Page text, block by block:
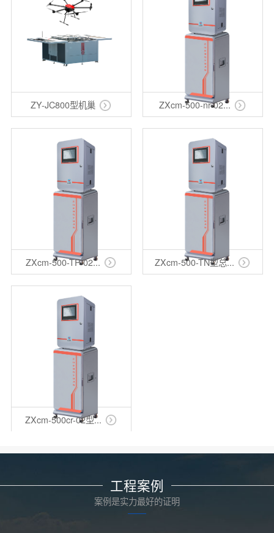
ZY-JC800型机巢 ZXcm-500-nr-02...
ZXcm-500-TP-02... ZXcm-500-TN型总...
ZXcm-500cr-02型...
工程案例
案例是实力最好的证明